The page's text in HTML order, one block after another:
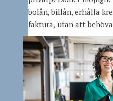
bolån, billån, erhålla
faktura, utan att